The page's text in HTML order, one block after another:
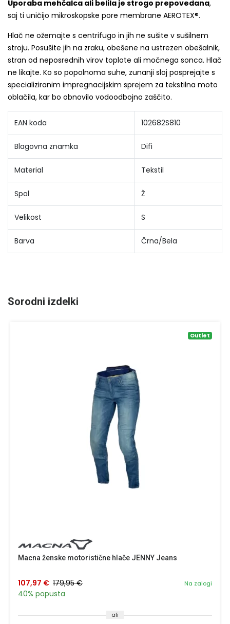
Uporaba mehčalca ali belila je strogo prepovedana,
saj ti uničijo mikroskopske pore membrane AEROTEX®.
Hlač ne ožemajte s centrifugo in jih ne sušite v sušilnem
stroju. Posušite jih na zraku, obešene na ustrezen obešalnik,
stran od neposrednih virov toplote ali močnega sonca. Hlač
ne likajte. Ko so popolnoma suhe, zunanji sloj posprejajte s
specializiranim impregnacijskim sprejem za tekstilna moto
oblačila, kar bo obnovilo vodoodbojno zaščito.
EAN koda 102682S810
Blagovna znamka Difi
Material Tekstil
Spol Ž
Velikost S
Barva Črna/Bela
Sorodni izdelki
Outlet
Macna ženske motoristične hlače JENNY Jeans
Na zalogi
107,97 € 179,95 €
40% popusta
ali